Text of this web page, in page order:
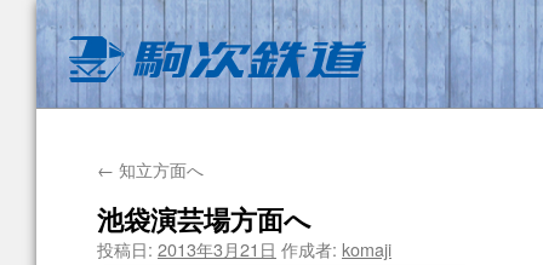
← 知立方面へ
池袋演芸場方面へ
投稿日: 2013年3月21日 作成者: komaji